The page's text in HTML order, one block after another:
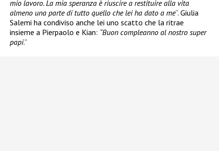
mio lavoro. La mia speranza è riuscire a restituire alla vita
almeno una parte di tutto quello che lei ha dato a me“. Giulia
Salemi ha condiviso anche lei uno scatto che la ritrae
insieme a Pierpaolo e Kian: “Buon compleanno al nostro super
papi.”